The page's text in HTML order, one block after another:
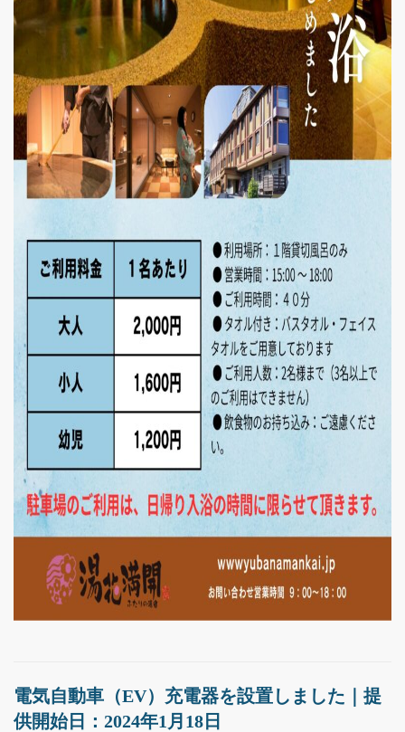
電気自動車（EV）充電器を設置しました｜提
供開始日：2024年1月18日